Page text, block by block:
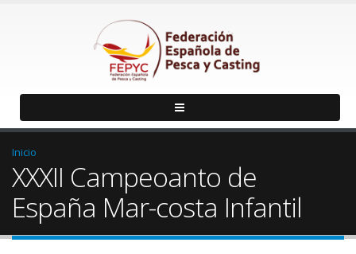
Inicio
XXXII Campeoanto de
España Mar-costa Infantil